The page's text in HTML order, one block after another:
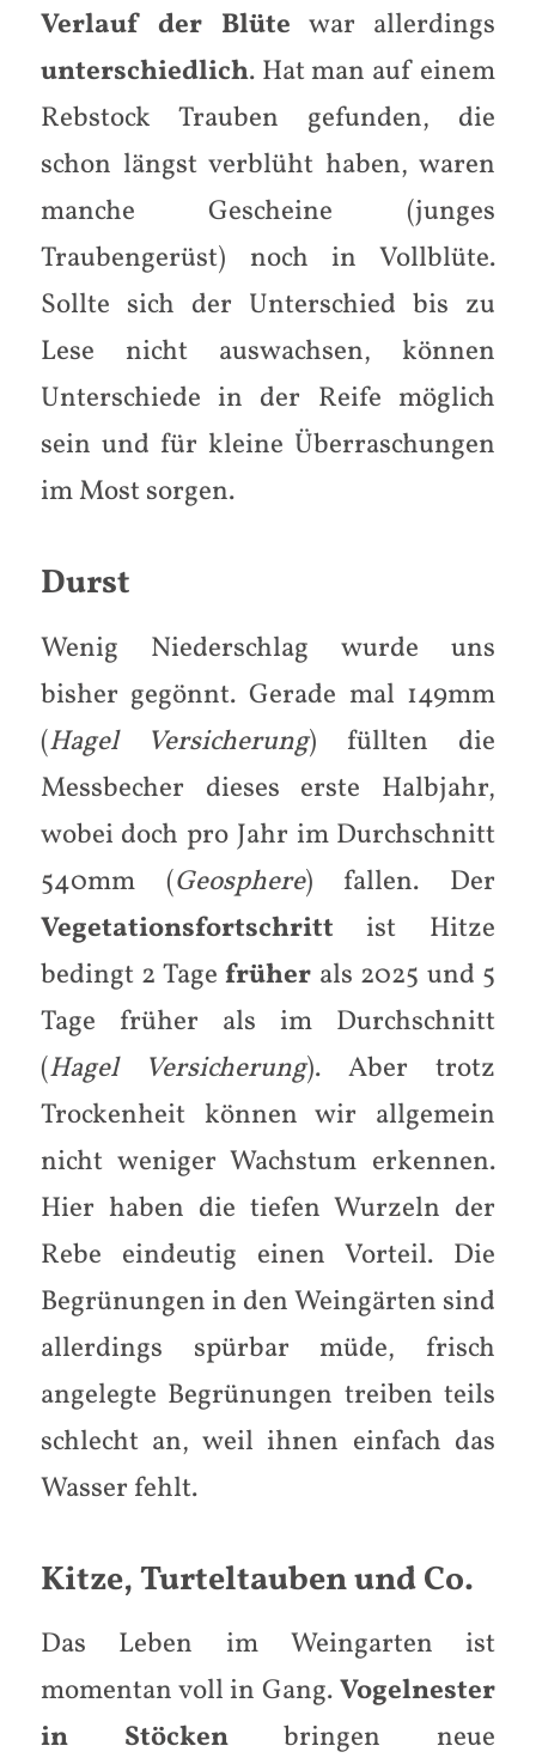
Verlauf der Blüte war allerdings
unterschiedlich. Hat man auf einem
Rebstock Trauben gefunden, die
schon längst verblüht haben, waren
manche Gescheine (junges
Traubengerüst) noch in Vollblüte.
Sollte sich der Unterschied bis zu
Lese nicht auswachsen, können
Unterschiede in der Reife möglich
sein und für kleine Überraschungen
im Most sorgen.
Durst
Wenig Niederschlag wurde uns
bisher gegönnt. Gerade mal 149mm
(Hagel Versicherung) füllten die
Messbecher dieses erste Halbjahr,
wobei doch pro Jahr im Durchschnitt
540mm (Geosphere) fallen. Der
Vegetationsfortschritt ist Hitze
bedingt 2 Tagefrüher als 2025 und 5
Tage früher als im Durchschnitt
(Hagel Versicherung). Aber trotz
Trockenheit können wir allgemein
nicht weniger Wachstum erkennen.
Hier haben die tiefen Wurzeln der
Rebe eindeutig einen Vorteil. Die
Begrünungen in den Weingärten sind
allerdings spürbar müde, frisch
angelegte Begrünungen treiben teils
schlecht an, weil ihnen einfach das
Wasser fehlt.
Kitze, Turteltauben und Co.
Das Leben im Weingarten ist
momentan voll in Gang.Vogelnester
in Stöckenbringen neue